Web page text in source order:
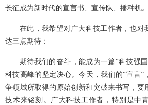
长征成为新时代的宣言书、宣传队、播种机。
在此，我希望对广大科技工作者，也对
达三点期待：
期待我们的奋斗，能成为一篇“科技强
科技高峰的坚定决心。今天，我们的“宣言”
争领域所取得的原始创新和突破来书写，要
技术来铭刻。广大科技工作者，特别是中